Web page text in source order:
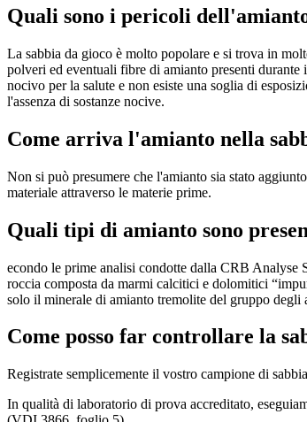
Quali sono i pericoli
La sabbia da gioco è molto popolare e si trova in
polveri ed eventuali fibre di amianto presenti
nocivo per la salute e non esiste una soglia di
l'assenza di sostanze nocive.
Come arriva l'amianto nella
Non si può presumere che l'amianto sia stato
materiale attraverso le materie prime.
Quali tipi di amianto sono
econdo le prime analisi condotte dalla CRB Analyse
roccia composta da marmi calcitici e dolomitici
solo il minerale di amianto tremolite del gruppo
Come posso far controllare la
Registrate semplicemente il vostro campione di
In qualità di laboratorio di prova accreditato,